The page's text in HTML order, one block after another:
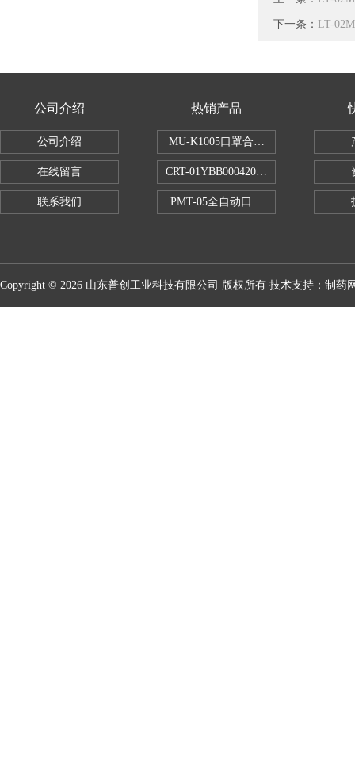
下一条： LT-
公司介绍
公司介绍
在线留言
联系我们
热销产品
MU-K1005口罩合成血液穿透试验仪
CRT-01YBB00042005数显式安瓿瓶圆
PMT-05全自动口红折断力测试仪
Copyright © 2026 山东普创工业科技有限公司 版权所有 技术支持： 制药